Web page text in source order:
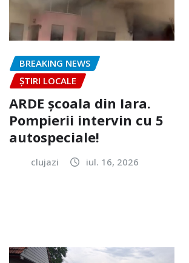
BREAKING NEWS
ȘTIRI LOCALE
ARDE școala din Iara.
Pompierii intervin cu 5
autospeciale!
clujazi iul. 16, 2026